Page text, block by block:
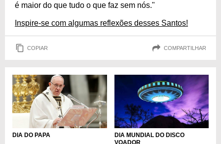
é maior do que tudo o que faz sem nós."
Inspire-se com algumas reflexões desses Santos!
COPIAR COMPARTILHAR
DIA DO PAPA
DIA MUNDIAL DO DISCO
VOADOR